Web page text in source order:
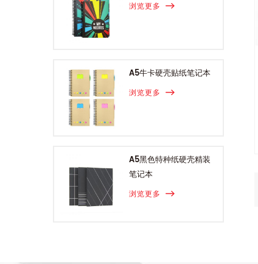
浏览更多
A5牛卡硬壳贴纸笔记本
浏览更多
A5黑色特种纸硬壳精装
笔记本
浏览更多